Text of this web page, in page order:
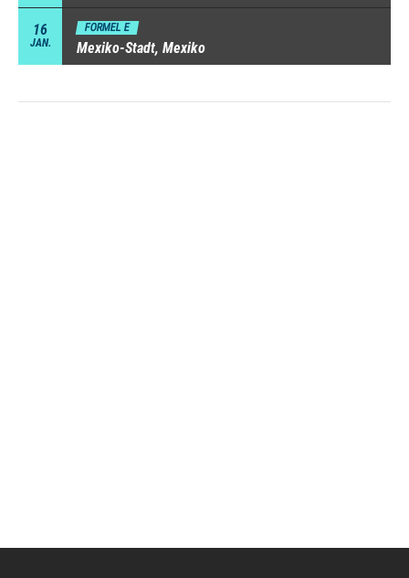
16
JAN.
FORMEL E
Mexiko-Stadt, Mexiko